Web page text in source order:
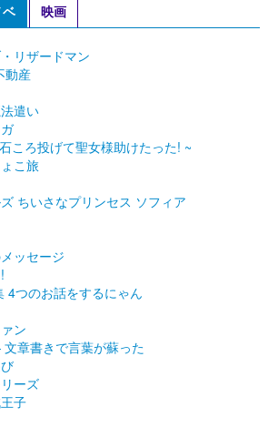
映画
リザードマン
動産
遣い
ころ投げて聖女様助けたった! ~
こ旅
ちいさなプリンセス ソフィア
ッセージ
4つのお話をするにゃん
ン
章書きで言葉が蘇った
ーズ
子